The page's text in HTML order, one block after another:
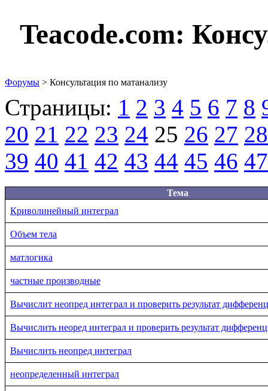
Teacode.com:
Форумы > Консультация по матанализу
Страницы: 1 2 3 4 5 6 7 8
20 21 22 23 24 25 26 27 28
39 40 41 42 43 44 45 46 47
Тема
Криволинейный интеграл
Объем тела
матлогика
частные производные
Вычислит неопред интеграл и проверить результат
Вычислить неоред интеграл и проверить результат
Вычислить неопред интеграл
неопределенный интеграл